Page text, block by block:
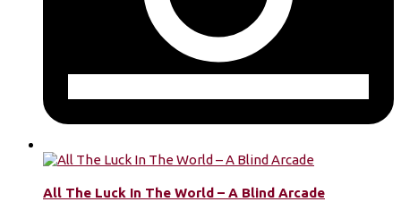
All The Luck In The World – A Blind Arcade